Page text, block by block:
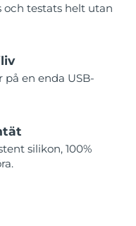
testats helt utan
en enda USB-
silikon, 100%